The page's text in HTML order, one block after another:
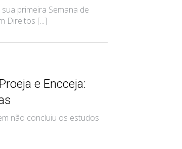
primeira Semana de
Direitos [...]
e Encceja:
não concluiu os estudos